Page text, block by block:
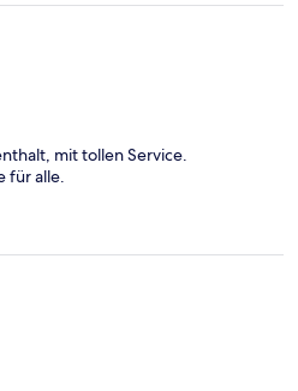
sein, aber das ist schon
mit tollen Service.
für alle.